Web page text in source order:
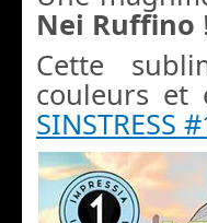
Nei Ruffino !
Cette
couleurs
SINSTRESS